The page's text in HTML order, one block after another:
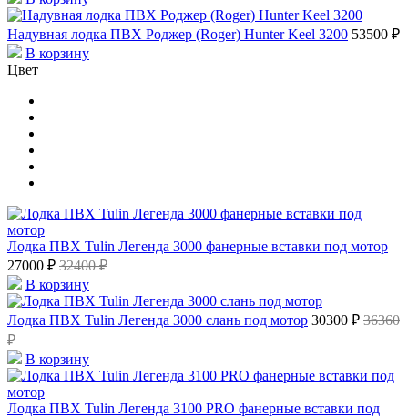
Надувная лодка ПВХ Роджер (Roger) Hunter Keel 3200 53500 ₽
В корзину
Цвет
Лодка ПВХ Tulin Легенда 3000 фанерные вставки под мотор
27000 ₽ 32400 ₽
В корзину
Лодка ПВХ Tulin Легенда 3000 слань под мотор 30300 ₽ 36360
₽
В корзину
Лодка ПВХ Tulin Легенда 3100 PRO фанерные вставки под